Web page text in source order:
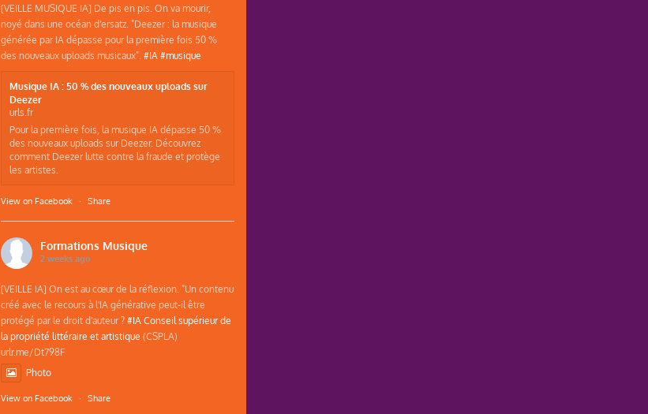
[VEILLE MUSIQUE IA] De pis en pis. On va mourir,
noyé dans une océan d'ersatz. "Deezer : la musique
générée par IA dépasse pour la première fois 50 %
des nouveaux uploads musicaux". #IA #musique
Musique IA : 50 % des nouveaux uploads sur
Deezer
urls.fr
Pour la première fois, la musique IA dépasse 50 %
des nouveaux uploads sur Deezer. Découvrez
comment Deezer lutte contre la fraude et protège
les artistes.
View on Facebook · Share
Formations Musique
2 weeks ago
[VEILLE IA] On est au cœur de la réflexion. "Un contenu
créé avec le recours à l'IA générative peut-il être
protégé par le droit d'auteur ?#IA Conseil supérieur de
la propriété littéraire et artistique (CSPLA)
urlr.me/Dt798F
Photo
View on Facebook · Share